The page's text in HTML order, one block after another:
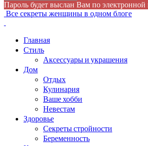
Пароль будет выслан Вам по электронной
Все секреты женщины в одном блоге
Главная
Стиль
Аксессуары и украшения
Дом
Отдых
Кулинария
Ваше хобби
Невестам
Здоровье
Секреты стройности
Беременность